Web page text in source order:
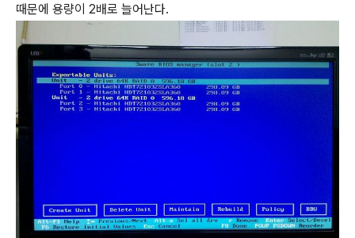
때문에 용량이 2배로 늘어난다.